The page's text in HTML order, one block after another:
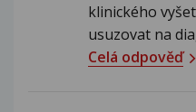
klinického
usuzovat na
Celá odpověď